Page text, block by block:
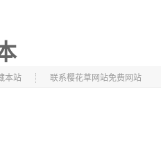
本站 联系樱花草网站免费网站